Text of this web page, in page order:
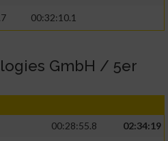
00:32:10.1
GmbH / 5er
00:28:55.8
02:34:19